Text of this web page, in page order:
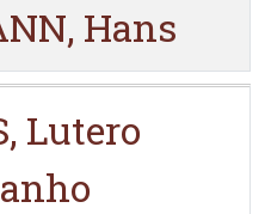
Hans
Lutero